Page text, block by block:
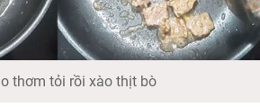
thơm tỏi rồi xào thịt bò